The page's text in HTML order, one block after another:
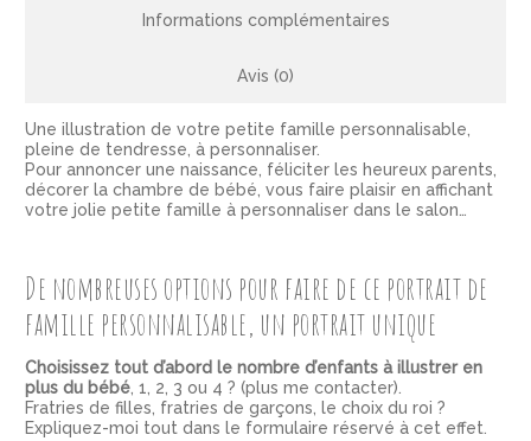
Informations complémentaires
Avis (0)
Une illustration de votre petite famille personnalisable,
pleine de tendresse, à personnaliser.
Pour annoncer une naissance, féliciter les heureux parents,
décorer la chambre de bébé, vous faire plaisir en affichant
votre jolie petite famille à personnaliser dans le salon…
De nombreuses options pour faire de ce portrait de
famille personnalisable, un portrait unique
Choisissez tout d’abord le nombre d’enfants à illustrer en
plus du bébé , 1, 2, 3 ou 4 ? (plus me contacter).
Fratries de filles, fratries de garçons, le choix du roi ?
Expliquez-moi tout dans le formulaire réservé à cet effet.